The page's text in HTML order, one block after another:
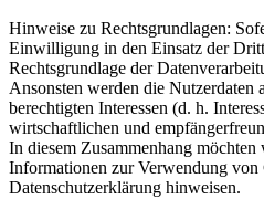
Hinweise zu Rechtsgrundlagen:
Einwilligung in den Einsatz der
Rechtsgrundlage der
Ansonsten werden die Nutzerdaten
berechtigten Interessen (d. h.
wirtschaftlichen und
In diesem Zusammenhang
Informationen zur Verwendung von
Datenschutzerklärung hinweisen.